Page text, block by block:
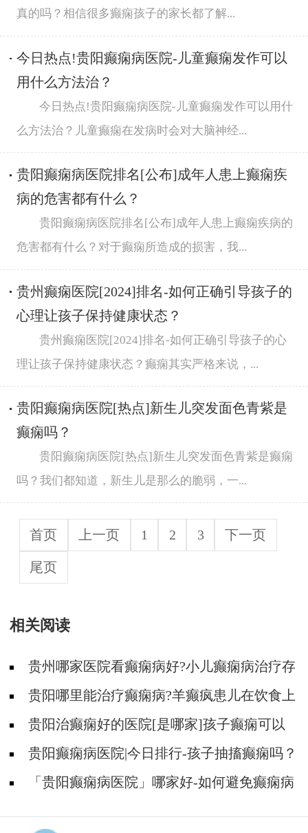
真的吗？相信很多癫痫孩子的家长都了解...
今日热点!贵阳癫痫病医院-儿童癫痫发作可以
用什么方法治？
今日热点!贵阳癫痫病医院-儿童癫痫发作可以用什
么方法治？儿童癫痫在发病时会对大脑神经...
贵阳癫痫病医院排名[公布]成年人患上癫痫疾
病的危害都有什么？
贵阳癫痫病医院排名[公布]成年人患上癫痫疾病的
危害都有什么？对于癫痫所造成的损害，我...
贵州癫痫医院[2024]排名-如何正确引导孩子的
心理让孩子保持健康状态？
贵州癫痫医院[2024]排名-如何正确引导孩子的心
理让孩子保持健康状态？癫痫其实严格来说，...
贵阳癫痫病医院[热点]新生儿突发面色青紫是
癫痫吗？
贵阳癫痫病医院[热点]新生儿突发面色青紫是癫痫
吗？我们都知道，新生儿是那么的脆弱，一...
首页 上一页 1 2 3 下一页
尾页
相关阅读
贵州哪家医院看癫痫病好?小儿癫痫病治疗存
在哪些误区?
贵阳哪里能治疗癫痫病?羊癫疯患儿在饮食上
有什么需要注意的吗?
贵阳治癫痫好的医院[是哪家]孩子癫痫可以
治疗吗？
贵阳癫痫病医院|今日排行-孩子抽搐癫痫吗？
「贵阳癫痫病医院」哪家好-如何避免癫痫病